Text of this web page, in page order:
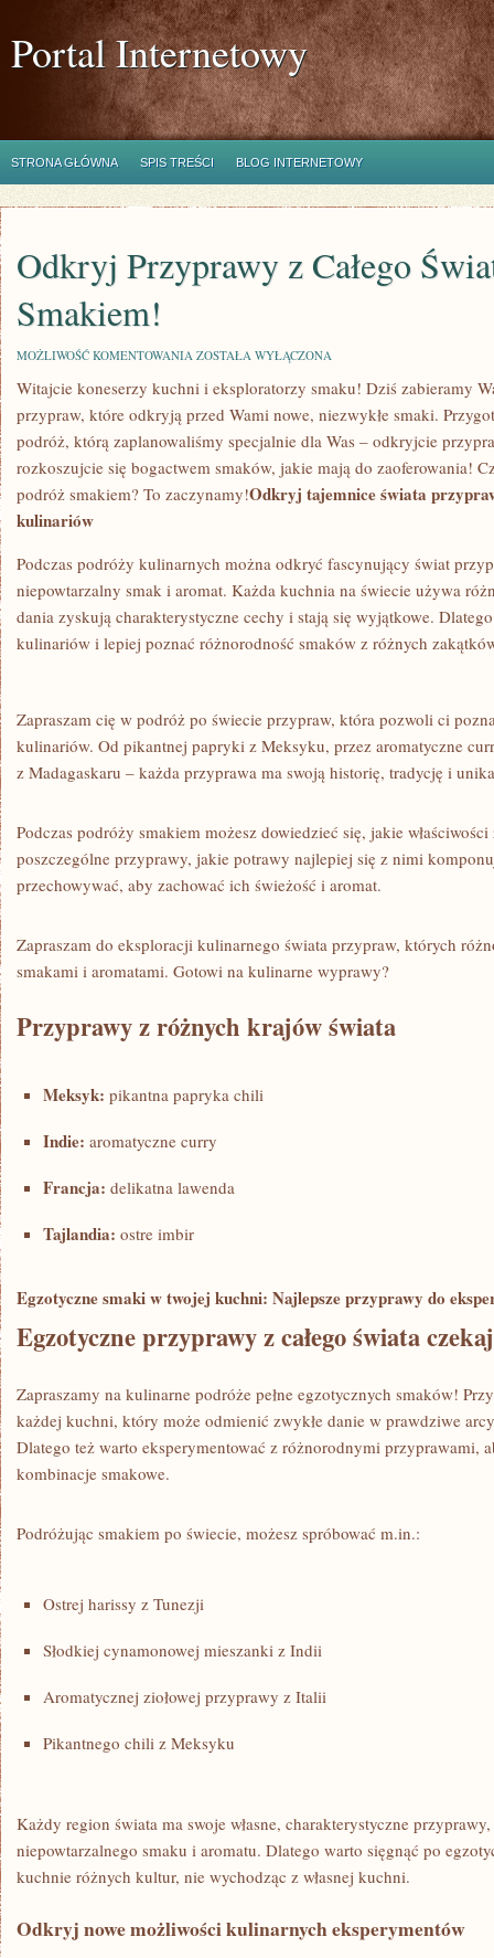
Portal Internetowy
STRONA GŁÓWNA SPIS TREŚCI BLOG INTERNETOWY
Odkryj Przyprawy z Całego
Smakiem!
MOŻLIWOŚĆ KOMENTOWANIA ODKRYJ
Z
ŚWIATA:
PODRÓŻ
SMAKIEM!
ZOSTAŁA WYŁĄCZONA
Witajcie koneserzy kuchni i ⁤eksploratorzy smaku! Dziś zabieramy
przypraw, które odkryją przed ‍Wami nowe,​ niezwykłe ⁤smaki.
podróż, którą zaplanowaliśmy specjalnie dla Was – odkryjcie
rozkoszujcie się ⁣bogactwem smaków, ⁣jakie mają do zaoferowania!
podróż smakiem? ‌To zaczynamy!Odkryj tajemnice ⁢świata
kulinariów
Podczas⁣ podróży kulinarnych można odkryć fascynujący świat
niepowtarzalny ⁤smak⁣ i⁢ aromat.⁣ Każda kuchnia na świecie używa
‌dania ⁣zyskują charakterystyczne cechy⁤ i stają się wyjątkowe.
kulinariów i lepiej poznać⁤ różnorodność smaków‌ z różnych
Zapraszam ⁣cię w podróż po​ świecie ⁤przypraw, która ‍pozwoli ci
kulinariów. Od pikantnej papryki ‍z Meksyku, przez aromatyczne
z Madagaskaru – każda przyprawa ma swoją⁢ historię, ​tradycję i
Podczas podróży smakiem możesz dowiedzieć ⁤się, jakie
poszczególne przyprawy, jakie​ potrawy najlepiej się z nimi
przechowywać, aby zachować ich świeżość i​ aromat.
Zapraszam‍ do eksploracji kulinarnego świata przypraw, których
smakami i ⁤aromatami. Gotowi na kulinarne wyprawy?
Przyprawy⁤ z różnych krajów świata
Meksyk: ‌pikantna papryka chili
Indie: aromatyczne curry
Francja: delikatna lawenda
Tajlandia: ostre imbir
Egzotyczne smaki w twojej kuchni: Najlepsze przyprawy do
Egzotyczne przyprawy z⁢ całego świata
Zapraszamy na ‍kulinarne podróże pełne egzotycznych smaków!
każdej kuchni, ⁢który może odmienić zwykłe⁤ danie w prawdziwe
Dlatego też warto eksperymentować z⁣ różnorodnymi przyprawami,
kombinacje smakowe.
Podróżując‌ smakiem​ po świecie, możesz⁢ spróbować m.in.:
Ostrej harissy z Tunezji
Słodkiej cynamonowej mieszanki ⁤z Indii
Aromatycznej ziołowej przyprawy ‍z Italii
Pikantnego‌ chili z Meksyku
Każdy region świata ma swoje własne, charakterystyczne
niepowtarzalnego smaku i aromatu. Dlatego warto sięgnąć po
kuchnie różnych ⁤kultur, nie ‌wychodząc z własnej kuchni.
Odkryj nowe możliwości⁤ kulinarnych eksperymentów